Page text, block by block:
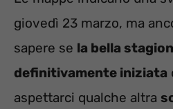
giovedì 23 marzo, ma
sapere se la bella
definitivamente iniziata
aspettarci qualche altra